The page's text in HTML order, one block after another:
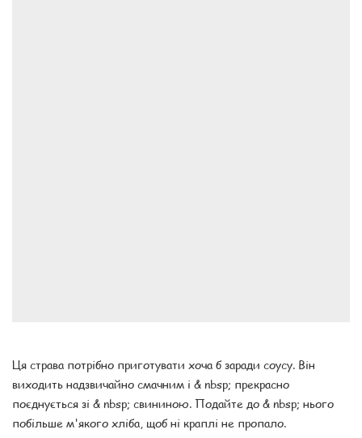
Ця страва потрібно приготувати хоча б заради соусу. Він
виходить надзвичайно смачним і & nbsp; прекрасно
поєднується зі & nbsp; свининою. Подайте до & nbsp; нього
побільше м'якого хліба, щоб ні краплі не пропало.